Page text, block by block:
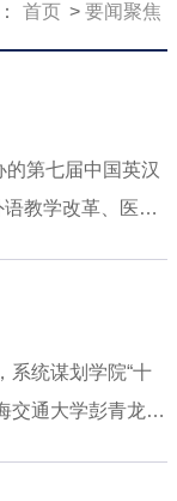
首页 要闻聚焦
第七届中国英汉
教学改革、医学
Analys
医学语言研究现
大外国语学院在
系统谋划学院“十
交通大学彭青龙教